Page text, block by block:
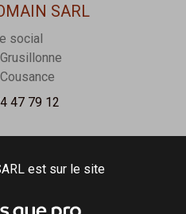
SARL
social
Cousance
47 79 12
est sur le site